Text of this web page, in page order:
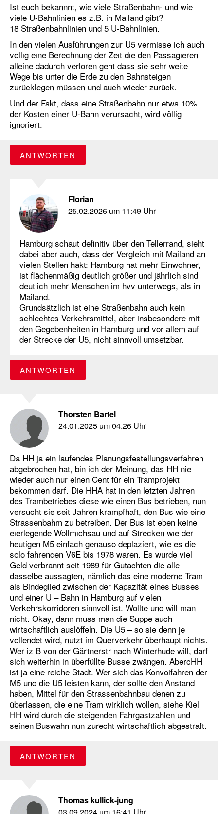
Ist euch bekannnt, wie viele Straßenbahn- und wie
viele U-Bahnlinien es z.B. in Mailand gibt?
18 Straßenbahnlinien und 5 U-Bahnlinien.
In den vielen Ausführungen zur U5 vermisse ich auch
völlig eine Berechnung der Zeit die den Passagieren
alleine dadurch verloren geht dass sie sehr weite
Wege bis unter die Erde zu den Bahnsteigen
zurücklegen müssen und auch wieder zurück.
Und der Fakt, dass eine Straßenbahn nur etwa 10%
der Kosten einer U-Bahn verursacht, wird völlig
ignoriert.
ANTWORTEN
Florian
25.02.2026 um 11:49 Uhr
Hamburg schaut definitiv über den Tellerrand, sieht
dabei aber auch, dass der Vergleich mit Mailand an
vielen Stellen hakt: Hamburg hat mehr Einwohner,
ist flächenmäßig deutlich größer und jährlich sind
deutlich mehr Menschen im hvv unterwegs, als in
Mailand.
Grundsätzlich ist eine Straßenbahn auch kein
schlechtes Verkehrsmittel, aber insbesondere mit
den Gegebenheiten in Hamburg und vor allem auf
der Strecke der U5, nicht sinnvoll umsetzbar.
ANTWORTEN
Thorsten Bartel
24.01.2025 um 04:26 Uhr
Da HH ja ein laufendes Planungsfestellungsverfahren
abgebrochen hat, bin ich der Meinung, das HH nie
wieder auch nur einen Cent für ein Tramprojekt
bekommen darf. Die HHA hat in den letzten Jahren
des Trambetriebes diese wie einen Bus betrieben, nun
versucht sie seit Jahren krampfhaft, den Bus wie eine
Strassenbahm zu betreiben. Der Bus ist eben keine
eierlegende Wollmichsau und auf Strecken wie der
heutigen M5 einfach genauso deplaziert, wie es die
solo fahrenden V6E bis 1978 waren. Es wurde viel
Geld verbrannt seit 1989 für Gutachten die alle
dasselbe aussagten, nämlich das eine moderne Tram
als Bindeglied zwischen der Kapazität eines Busses
und einer U – Bahn in Hamburg auf vielen
Verkehrskorridoren sinnvoll ist. Wollte und will man
nicht. Okay, dann muss man die Suppe auch
wirtschaftlich auslöffeln. Die U5 – so sie denn je
vollendet wird, nutzt im Querverkehr überhaupt nichts.
Wer iz B von der Gärtnerstr nach Winterhude will, darf
sich weiterhin in überfüllte Busse zwängen. AbercHH
ist ja eine reiche Stadt. Wer sich das Konvoifahren der
M5 und die U5 leisten kann, der sollte den Anstand
haben, Mittel für den Strassenbahnbau denen zu
überlassen, die eine Tram wirklich wollen, siehe Kiel
HH wird durch die steigenden Fahrgastzahlen und
seinen Buswahn nun zurecht wirtschaftlich abgestraft.
ANTWORTEN
Thomas kullick-jung